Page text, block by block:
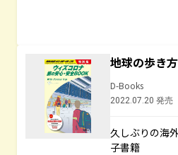
地球の歩き
D-Books
2022.07.20 発売
久しぶりの海
子書籍